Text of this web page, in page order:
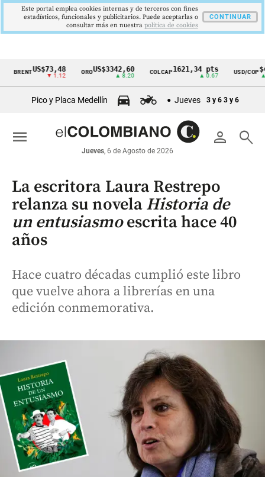
Cintillo
económicos
Colombia
US$73,48
▼ 1.12
US$3342,60
▲ 8.20
COLCAP1621,34 pts
▲ 0.67
USD/COP
▲
Pico y Placa Medellín Jueves 3 y 6 3 y 6
person search
Jueves, 6 de Agosto de 2026
menu
La escritora Laura Restrepo
relanza su novela Historia de
un entusiasmoescrita hace 40
años
Hace cuatro décadas cumplió este libro
que vuelve ahora a librerías en una
edición conmemorativa.
Este portal emplea cookies internas y de terceros con fines
estadísticos, funcionales y publicitarios. Puede aceptarlas o
consultar más en nuestra politica de cookies
CONTINUAR